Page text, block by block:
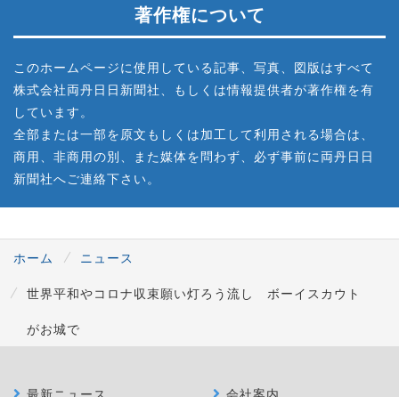
著作権について
このホームページに使用している記事、写真、図版はすべて
株式会社両丹日日新聞社、もしくは情報提供者が著作権を有
しています。
全部または一部を原文もしくは加工して利用される場合は、
商用、非商用の別、また媒体を問わず、必ず事前に両丹日日
新聞社へご連絡下さい。
ホーム
ニュース
世界平和やコロナ収束願い灯ろう流し ボーイスカウト
がお城で